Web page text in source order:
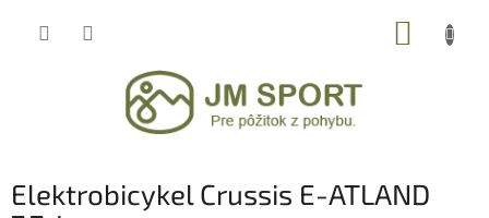
Elektrobicykel Crussis E-ATLAND